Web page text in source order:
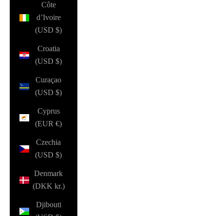
Côte
d’Ivoire
(USD $)
Croatia
(USD $)
Curaçao
(USD $)
Cyprus
(EUR €)
Czechia
(USD $)
Denmark
(DKK kr.)
Djibouti